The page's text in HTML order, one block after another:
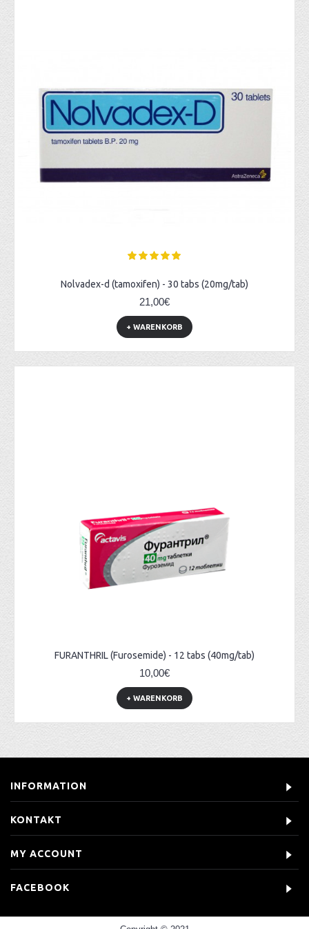
Nolvadex-d (tamoxifen) - 30 tabs (20mg/tab)
21,00€
+ WARENKORB
FURANTHRIL (Furosemide) - 12 tabs (40mg/tab)
10,00€
+ WARENKORB
INFORMATION
KONTAKT
MY ACCOUNT
FACEBOOK